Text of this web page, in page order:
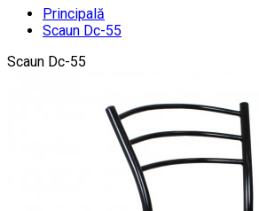
Principală
Scaun Dc-55
Scaun Dc-55